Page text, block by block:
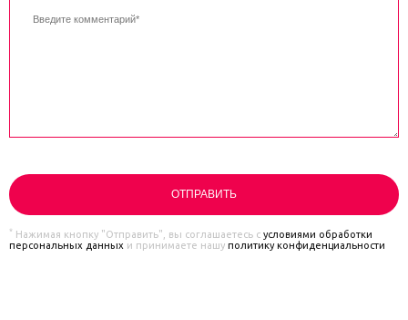
* Нажимая кнопку "Отправить", вы соглашаетесь с условиями обработки
персональных данных и принимаете нашу политику конфиденциальности